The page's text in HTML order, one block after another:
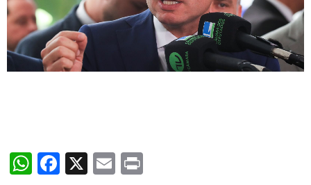
WhatsApp
Facebook
X Email